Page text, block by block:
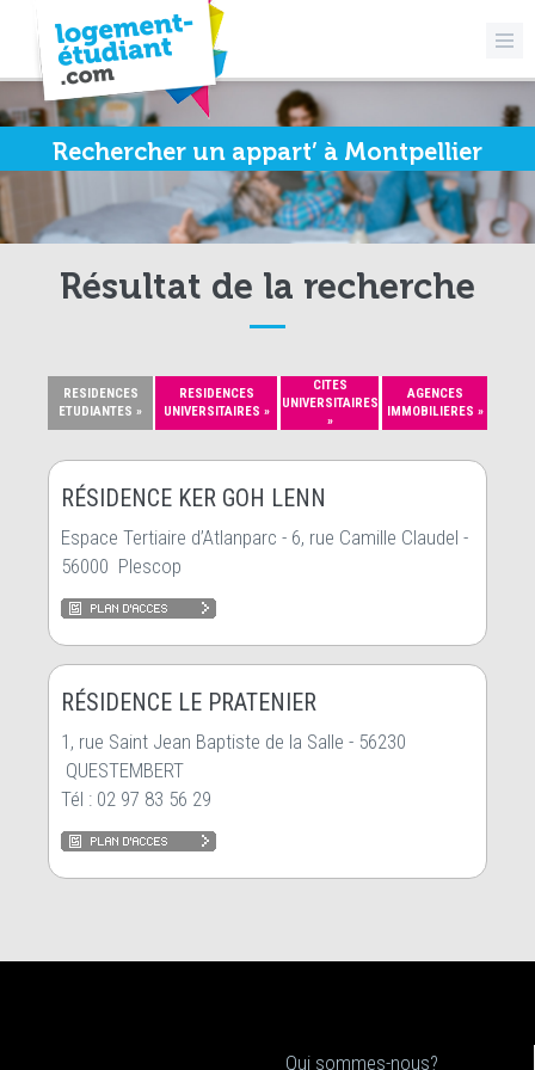
Rechercher un appart’ à Montpellier
Résultat de la recherche
RESIDENCES
ETUDIANTES »
RESIDENCES
UNIVERSITAIRES »
CITES
UNIVERSITAIRES
»
AGENCES
IMMOBILIERES »
RÉSIDENCE KER GOH LENN
Espace Tertiaire d’Atlanparc - 6, rue Camille Claudel -
56000 Plescop
RÉSIDENCE LE PRATENIER
1, rue Saint Jean Baptiste de la Salle - 56230
QUESTEMBERT
Tél : 02 97 83 56 29
Qui sommes-nous?